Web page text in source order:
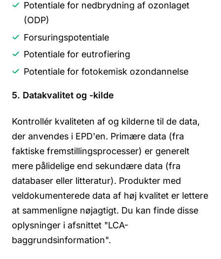
Potentiale for nedbrydning af ozonlaget
(ODP)
Forsuringspotentiale
Potentiale for eutrofiering
Potentiale for fotokemisk ozondannelse
5. Datakvalitet og -kilde
Kontrollér kvaliteten af og kilderne til de data,
der anvendes i EPD'en. Primære data (fra
faktiske fremstillingsprocesser) er generelt
mere pålidelige end sekundære data (fra
databaser eller litteratur). Produkter med
veldokumenterede data af høj kvalitet er lettere
at sammenligne nøjagtigt. Du kan finde disse
oplysninger i afsnittet "LCA-
baggrundsinformation".